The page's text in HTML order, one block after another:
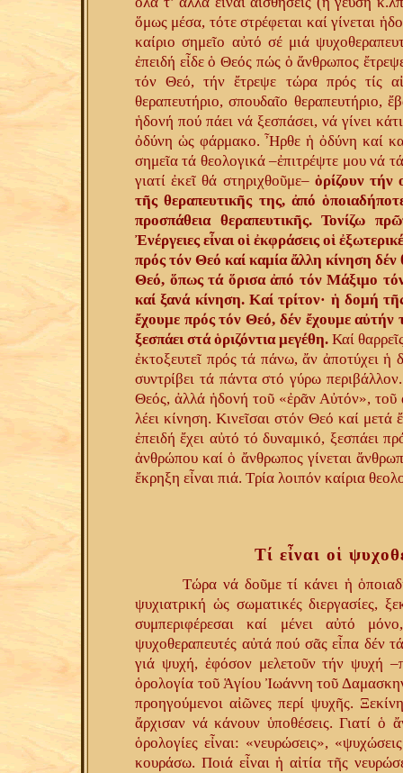
ὅμως μέσα, τότε στρέφεται καί γίνεται
καίριο σημεῖο αὐτό σέ μιά
ἐπειδή εἶδε ὁ Θεός πώς ὁ ἄνθρωπος
τόν Θεό, τήν ἔτρεψε τώρα πρός τίς
θεραπευτήριο, σπουδαῖο
ἡδονή πού πάει νά ξεσπάσει, νά γίνει
ὀδύνη ὡς φάρμακο. Ἦρθε ἡ ὀδύνη καί
σημεῖα τά θεολογικά –ἐπιτρέψτε μου νά
γιατί ἐκεῖ θά στηριχθοῦμε– ὁρίζουν τήν
τῆς θεραπευτικῆς της, ἀπό
προσπάθεια θεραπευτικῆς. Τονίζω
Ἐνέργειες εἶναι οἱ ἐκφράσεις οἱ
πρός τόν Θεό καί καμία ἄλλη κίνηση
Θεό, ὅπως τά ὅρισα ἀπό τόν Μάξιμο
καί ξανά κίνηση. Καί τρίτον· ἡ δομή
ἔχουμε πρός τόν Θεό, δέν ἔχουμε
ξεσπάει στά ὁριζόντια μεγέθη. Καί
ἐκτοξευτεῖ πρός τά πάνω, ἄν ἀποτύχει ἡ
συντρίβει τά πάντα στό γύρω
Θεός, ἀλλά ἡδονή τοῦ «ἐρᾶν Αὐτόν», τοῦ
λέει κίνηση. Κινεῖσαι στόν Θεό καί
ἐπειδή ἔχει αὐτό τό δυναμικό, ξεσπάει
ἀνθρώπου καί ὁ ἄνθρωπος γίνεται
ἔκρηξη εἶναι πιά. Τρία λοιπόν καίρια
Τί εἶναι οἱ
Τώρα νά δοῦμε τί κάνει ἡ
ψυχιατρική ὡς σωματικές διεργασίες,
συμπεριφέρεσαι καί μένει αὐτό
ψυχοθεραπευτές αὐτά πού σᾶς εἶπα δέν
γιά ψυχή, ἐφόσον μελετοῦν τήν ψυχή
ὁρολογία τοῦ Ἁγίου Ἰωάννη τοῦ
προηγούμενοι αἰῶνες περί ψυχῆς.
ἄρχισαν νά κάνουν ὑποθέσεις. Γιατί ὁ
ὁρολογίες εἶναι: «νευρώσεις»,
κουράσω. Ποιά εἶναι ἡ αἰτία τῆς